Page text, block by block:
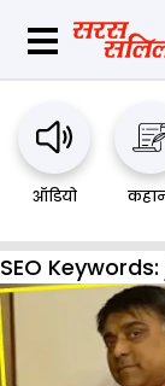
ऑडियो
SEO Keywords: